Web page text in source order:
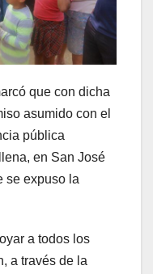
que con dicha
asumido con el
pública
en San José
se expuso la
a todos los
a través de la